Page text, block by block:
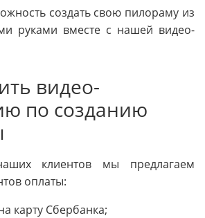
создать свою пилораму из
руками вместе с нашей видео-
видео-
по созданию
клиентов мы предлагаем
оплаты:
карту Сбербанка;